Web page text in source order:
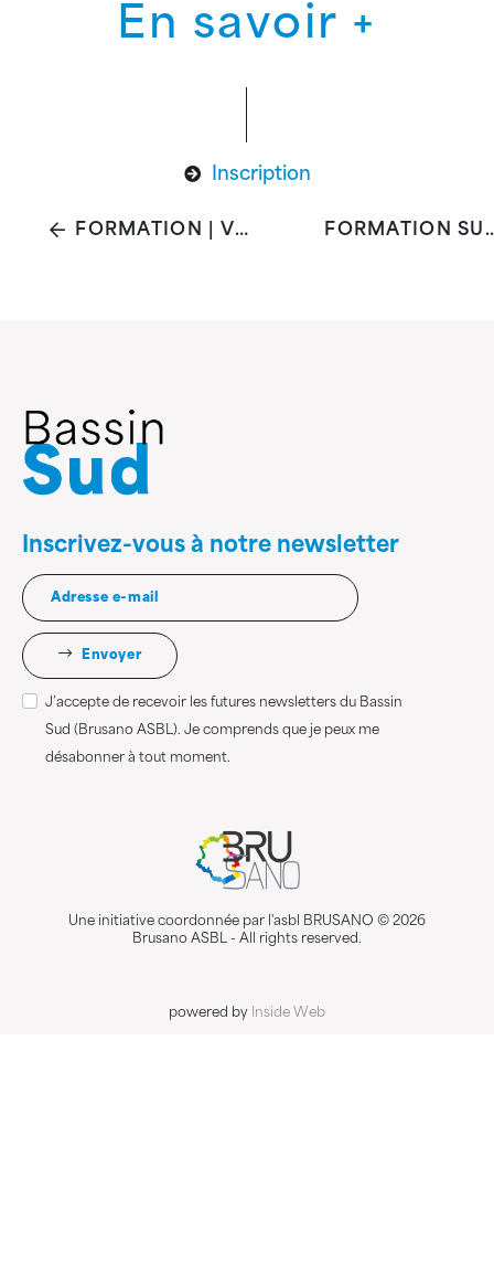
En savoir +
Inscription
FORMATION | VIH & IST : MISE À JOUR MÉDICALE FORMATION
Inscrivez-vous à notre newsletter
Envoyer
J’accepte de recevoir les futures newsletters du Bassin
Sud (Brusano ASBL). Je comprends que je peux me
désabonner à tout moment.
Une initiative coordonnée par l'asbl BRUSANO © 2026
Brusano ASBL - All rights reserved.
powered by Inside Web